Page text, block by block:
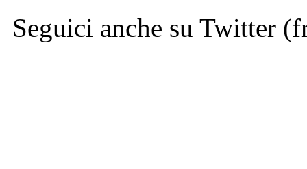
Seguici anche su Twitter